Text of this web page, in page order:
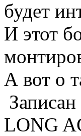
будет
И этот
А вот о
Записан
LONG